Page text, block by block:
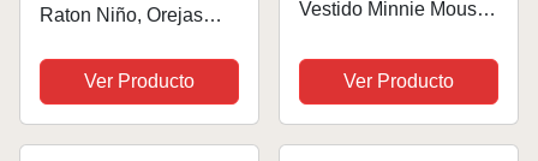
Raton Niño, Orejas
5 Piezas Diademas
Orejas de Ratón,
Minnie Costume
Ver Producto
Vestido Minnie Mouse
Manga Larga para
niñas | Edades de 18
Meses a 8 años | Azul |
Ver Producto